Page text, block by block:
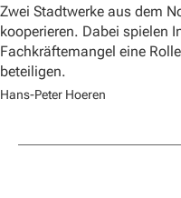
Zwei Stadtwerke aus dem
kooperieren. Dabei spielen
Fachkräftemangel eine
beteiligen.
Hans-Peter Hoeren